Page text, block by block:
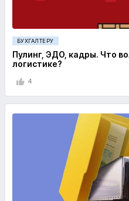
БУХГАЛТЕРУ
Пулинг, ЭДО, кадры. Что
логистике?
4